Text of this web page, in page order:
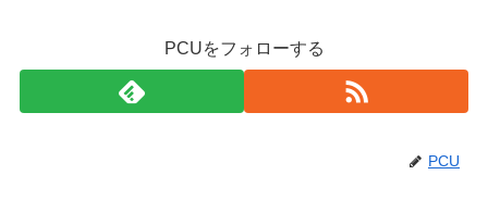
PCUをフォローする
PCU